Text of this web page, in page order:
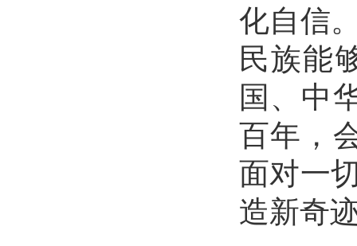
化自信
民族能
国、中
百年，
面对一
造新奇